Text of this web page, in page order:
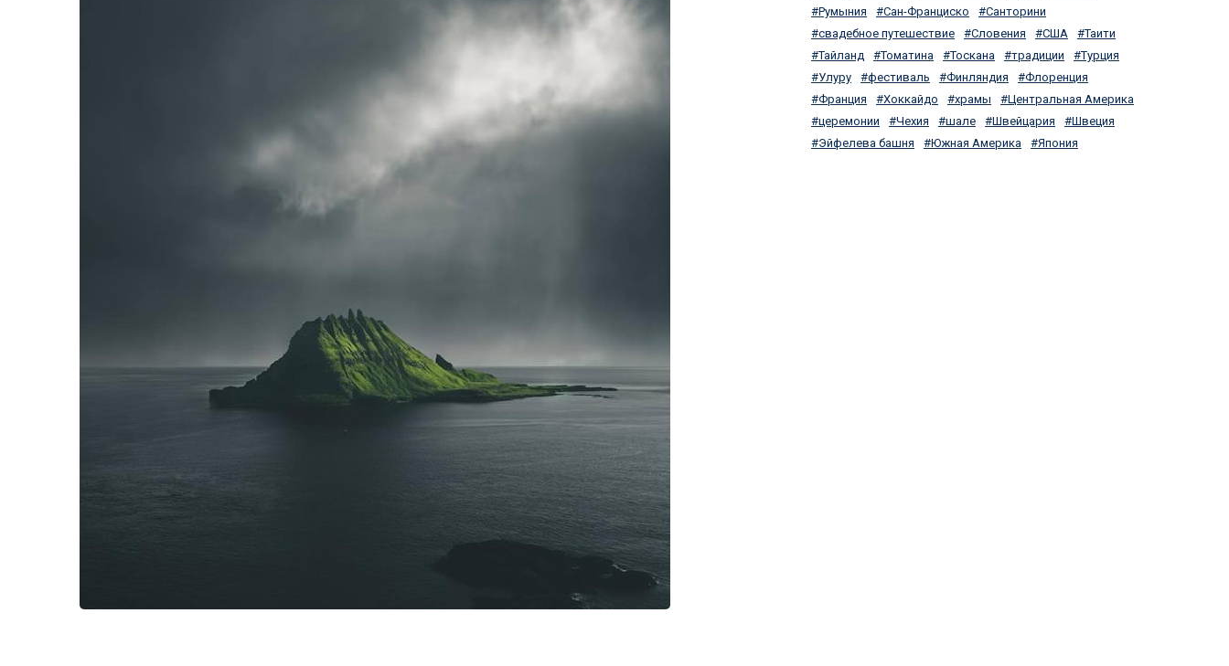
Румыния
Сан-Франциско
Санторини
свадебное путешествие
Словения США
Таити
Тайланд
Томатина Тоскана традиции
Турция
Улуру
фестиваль Финляндия
Флоренция
Франция
Хоккайдо храмы
Центральная Америка
церемонии
Чехия шале Швейцария
Швеция
Эйфелева башня
Южная Америка Япония